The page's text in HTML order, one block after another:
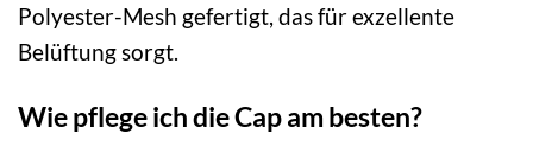
Polyester-Mesh gefertigt, das für exzellente
Belüftung sorgt.
Wie pflege ich die Cap am besten?